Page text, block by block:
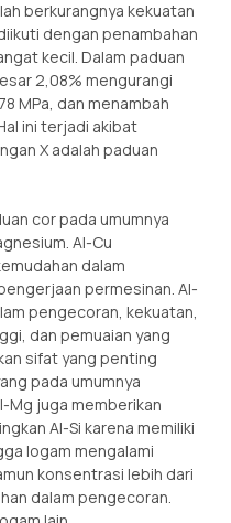
berkurangnya kekuatan
dengan penambahan
kecil. Dalam paduan
2,08% mengurangi
MPa, dan menambah
ini terjadi akibat
X adalah paduan
cor pada umumnya
Al-Cu
dalam
permesinan. Al-
pengecoran, kekuatan,
dan pemuaian yang
sifat yang penting
pada umumnya
Mg juga memberikan
Al-Si karena memiliki
logam mengalami
konsentrasi lebih dari
dalam pengecoran.